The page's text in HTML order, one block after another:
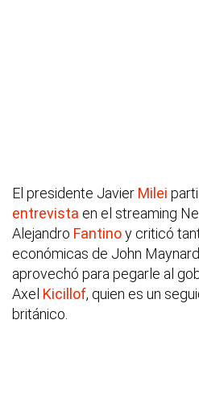
El presidente Javier Milei
entrevista en el streaming
Alejandro Fantinoy criticó
económicas de John
aprovechó para pegarle al
Axel Kicillof, quien es un
británico.